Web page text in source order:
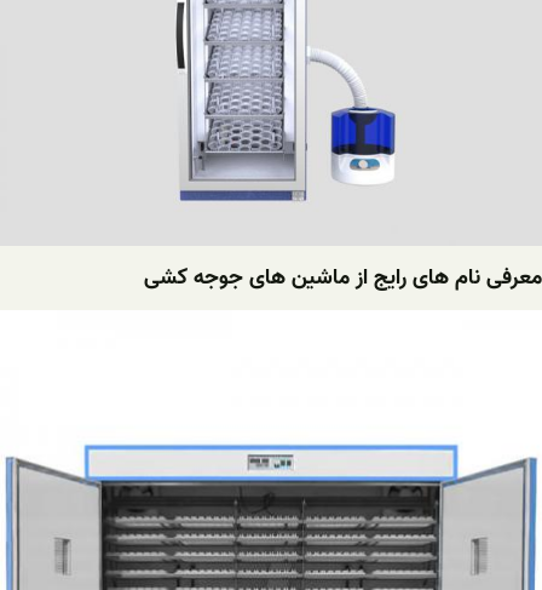
معرفی نام های رایج از ماشین های جوجه کشی